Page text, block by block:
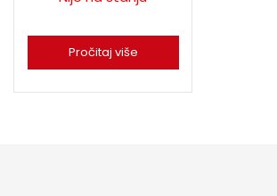
Pročitaj više